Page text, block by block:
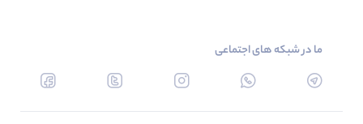
ما در شبکه های اجتماعی